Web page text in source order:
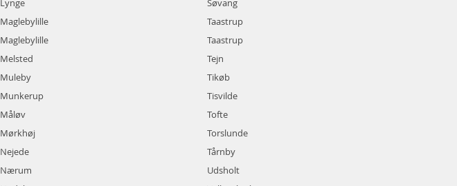
Maglebylille
Maglebylille
Melsted
Muleby
Munkerup
Måløv
Mørkhøj
Nejede
Nærum
Taastrup
Taastrup
Tejn
Tikøb
Tisvilde
Tofte
Torslunde
Tårnby
Udsholt